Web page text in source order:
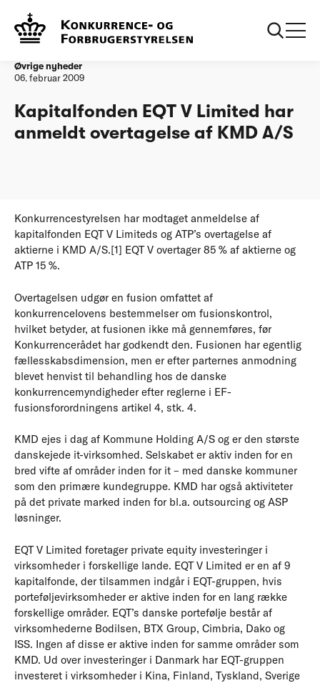
Forside
A/S
Øvrige nyheder
06. februar 2009
Kapitalfonden EQT V Limited har
anmeldt overtagelse af KMD A/S
Konkurrencestyrelsen har modtaget anmeldelse af
kapitalfonden EQT V Limiteds og ATP’s overtagelse af
aktierne i KMD A/S.[1] EQT V overtager 85 % af aktierne og
ATP 15 %.
Overtagelsen udgør en fusion omfattet af
konkurrencelovens bestemmelser om fusionskontrol,
hvilket betyder, at fusionen ikke må gennemføres, før
Konkurrencerådet har godkendt den. Fusionen har egentlig
fællesskabsdimension, men er efter parternes anmodning
blevet henvist til behandling hos de danske
konkurrencemyndigheder efter reglerne i EF-
fusionsforordnin­gens artikel 4, stk. 4.
KMD ejes i dag af Kommune Holding A/S og er den største
danskejede it-virksomhed. Selskabet er aktiv inden for en
bred vifte af områder inden for it – med danske kommuner
som den primære kundegruppe. KMD har også aktiviteter
på det private marked inden for bl.a. outsourcing og ASP
løsninger.
EQT V Limited foretager private equity investeringer i
virksomheder i forskellige lande. EQT V Limited er en af 9
kapitalfonde, der tilsammen indgår i EQT-gruppen, hvis
porteføljevirksomheder er aktive inden for en lang række
forskellige områder. EQT’s danske portefølje består af
virksomhederne Bodilsen, BTX Group, Cimbria, Dako og
ISS. Ingen af disse er aktive inden for samme områder som
KMD. Ud over investeringer i Danmark har EQT-gruppen
investeret i virksomheder i Kina, Finland, Tyskland, Sverige